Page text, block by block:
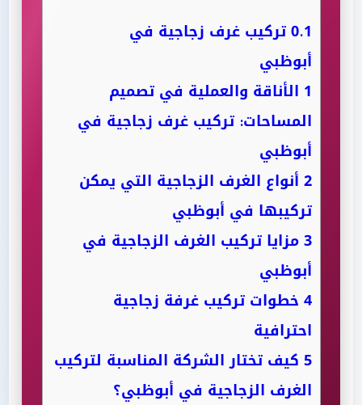
0.1تركيب غرف زجاجية في
أبوظبي
1 الأناقة والعملية في تصميم
المساحات: تركيب غرف زجاجية في
أبوظبي
2 أنواع الغرف الزجاجية التي يمكن
تركيبها في أبوظبي
3مزايا تركيب الغرف الزجاجية في
أبوظبي
4 خطوات تركيب غرفة زجاجية
احترافية
5 كيف تختار الشركة المناسبة لتركيب
الغرف الزجاجية في أبوظبي؟